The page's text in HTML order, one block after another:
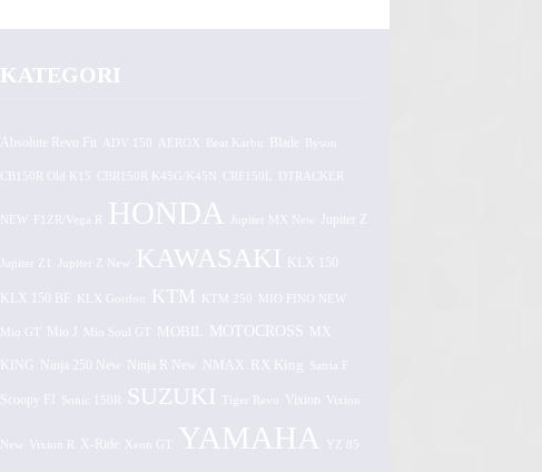
KATEGORI
Absolute Revo Fit ADV 150 AEROX Beat Karbu
CB150R Old K15 CBR150R K45G/K45N CRF150L DTRACKER
NEW F1ZR/Vega R HONDA Jupiter MX New Jupiter Z
Jupiter Z1 Jupiter Z New KAWASAKI KLX 150
KLX 150 BF KLX Gordon KTM KTM 250 MIO FINO NEW
Mio GT Mio J Mio Soul GT MOBIL MOTOCROSS MX
KING Ninja 250 New Ninja R New NMAX RX King Satria F
Scoopy FI Sonic 150R SUZUKI Tiger Revo Vixion Vixion
Vixion R X-Ride Xeon GT YAMAHA YZ 85